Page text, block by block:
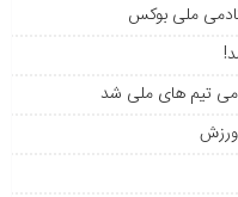
ملی بوکس
ورزش